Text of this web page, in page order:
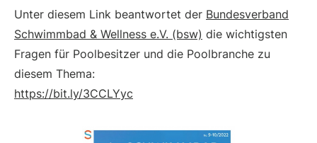
Unter diesem Link beantwortet der Bundesverband
Schwimmbad & Wellness e.V. (bsw) die wichtigsten
Fragen für Poolbesitzer und die Poolbranche zu
diesem Thema:
https://bit.ly/3CCLYyc